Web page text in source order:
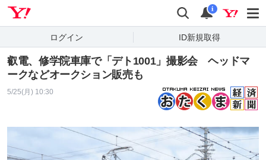
検索 通知
i
ログイン ID新規取得
叡電、修学院車庫で「デト1001」撮影会 ヘッドマ
ークなどオークション販売も
5/25(月) 10:30